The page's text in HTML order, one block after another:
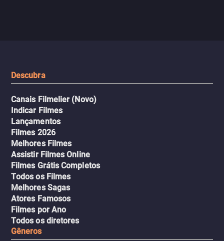
Descubra
Canais Filmelier (Novo)
Indicar Filmes
Lançamentos
Filmes 2026
Melhores Filmes
Assistir Filmes Online
Filmes Grátis Completos
Todos os Filmes
Melhores Sagas
Atores Famosos
Filmes por Ano
Todos os diretores
Gêneros